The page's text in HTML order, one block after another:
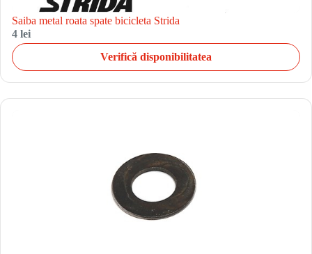
Saiba metal roata spate bicicleta Strida
4 lei
Verifică disponibilitatea